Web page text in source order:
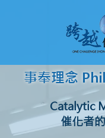
事奉理念
Catalytic
催化者